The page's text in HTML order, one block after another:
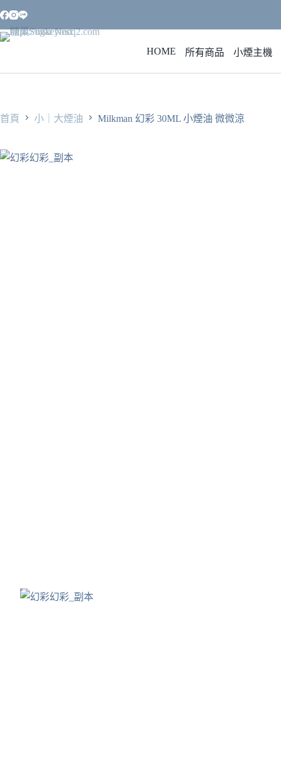
至
主
HOME 所有商品 小煙主機
首頁 小｜大煙油 Milkman 幻彩 30ML 小煙油 微微涼